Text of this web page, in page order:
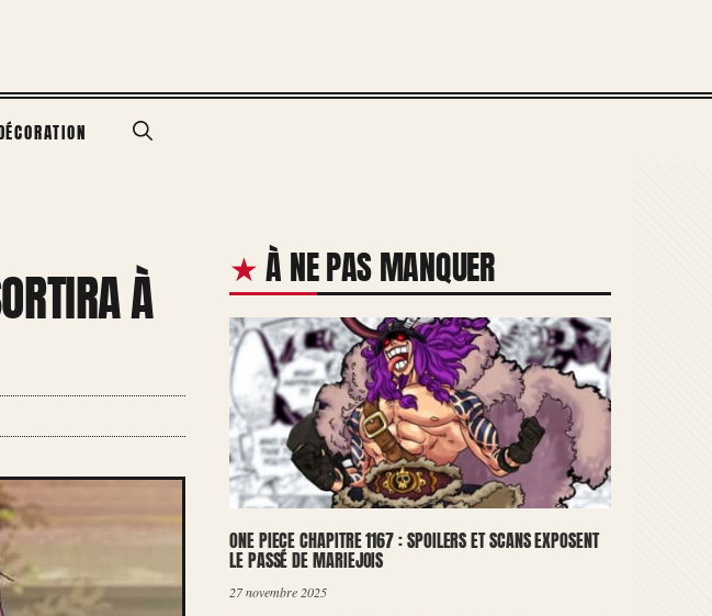
À À NE PAS MANQUER
ONE PIECE CHAPITRE 1167 : SPOILERS ET SCANS EXPOSENT
LE PASSÉ DE MARIEJOIS
27 novembre 2025